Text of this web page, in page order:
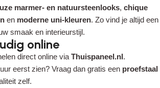
marmer- en natuursteenlooks, chique
en moderne uni-kleuren. Zo vind je altijd een
smaak en interieurstijl.
online
direct online via Thuispaneel.nl.
eerst zien? Vraag dan gratis een proefstaal
zelf.